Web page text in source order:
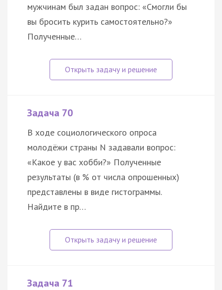
мужчинам был задан вопрос: «Смогли бы
вы бросить курить самостоятельно?»
Полученные…
Задача 70
В ходе социологического опроса
молодёжи страны N задавали вопрос:
«Какое у вас хобби?» Полученные
результаты (в % от числа опрошенных)
представлены в виде гистограммы.
Найдите в пр…
Задача 71